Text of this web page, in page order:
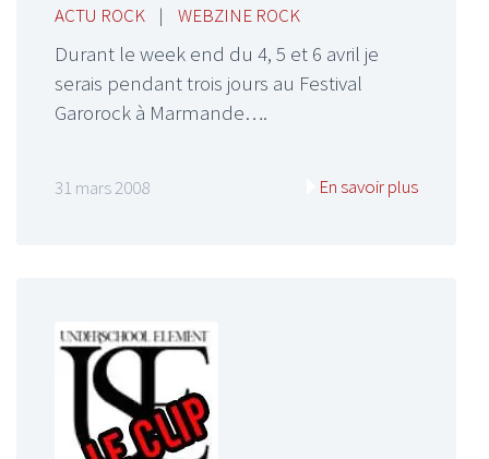
ACTU ROCK | WEBZINE ROCK
Durant le week end du 4, 5 et 6 avril je
serais pendant trois jours au Festival
Garorock à Marmande….
31 mars 2008 En savoir plus